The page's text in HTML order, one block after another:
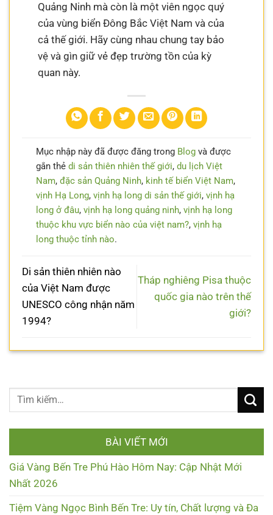
Quảng Ninh mà còn là một viên ngọc quý
của vùng biển Đông Bắc Việt Nam và của
cả thế giới. Hãy cùng nhau chung tay bảo
vệ và gìn giữ vẻ đẹp trường tồn của kỳ
quan này.
Mục nhập này đã được đăng trong Blogvà được
gắn thẻ di sản thiên nhiên thế giới, du lịch Việt
Nam, đặc sản Quảng Ninh, kinh tế biển Việt Nam,
vịnh Hạ Long, vịnh hạ long di sản thế giới, vịnh hạ
long ở đâu, vịnh hạ long quảng ninh, vịnh hạ long
thuộc khu vực biển nào của việt nam?, vịnh hạ
long thuộc tỉnh nào.
Di sản thiên nhiên nào
của Việt Nam được
UNESCO công nhận năm
1994?
Tháp nghiêng Pisa thuộc
quốc gia nào trên thế
giới?
BÀI VIẾT MỚI
Giá Vàng Bến Tre Phú Hào Hôm Nay: Cập Nhật Mới
Nhất 2026
Tiệm Vàng Ngọc Bình Bến Tre: Uy tín, Chất lượng và Đa